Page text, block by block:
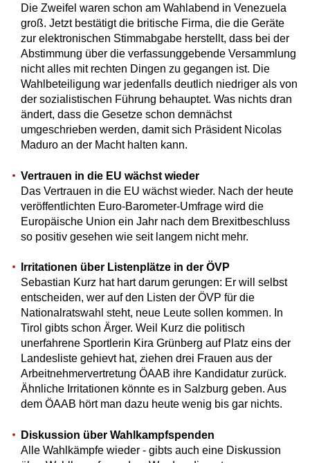
Die Zweifel waren schon am Wahlabend in Venezuela
groß. Jetzt bestätigt die britische Firma, die die Geräte
zur elektronischen Stimmabgabe herstellt, dass bei der
Abstimmung über die verfassunggebende Versammlung
nicht alles mit rechten Dingen zu gegangen ist. Die
Wahlbeteiligung war jedenfalls deutlich niedriger als von
der sozialistischen Führung behauptet. Was nichts dran
ändert, dass die Gesetze schon demnächst
umgeschrieben werden, damit sich Präsident Nicolas
Maduro an der Macht halten kann.
Vertrauen in die EU wächst wieder
Das Vertrauen in die EU wächst wieder. Nach der heute
veröffentlichten Euro-Barometer-Umfrage wird die
Europäische Union ein Jahr nach dem Brexitbeschluss
so positiv gesehen wie seit langem nicht mehr.
Irritationen über Listenplätze in der ÖVP
Sebastian Kurz hat hart darum gerungen: Er will selbst
entscheiden, wer auf den Listen der ÖVP für die
Nationalratswahl steht, neue Leute sollen kommen. In
Tirol gibts schon Ärger. Weil Kurz die politisch
unerfahrene Sportlerin Kira Grünberg auf Platz eins der
Landesliste gehievt hat, ziehen drei Frauen aus der
Arbeitnehmervertretung ÖAAB ihre Kandidatur zurück.
Ähnliche Irritationen könnte es in Salzburg geben. Aus
dem ÖAAB hört man dazu heute wenig bis gar nichts.
Diskussion über Wahlkampfspenden
Alle Wahlkämpfe wieder - gibts auch eine Diskussion